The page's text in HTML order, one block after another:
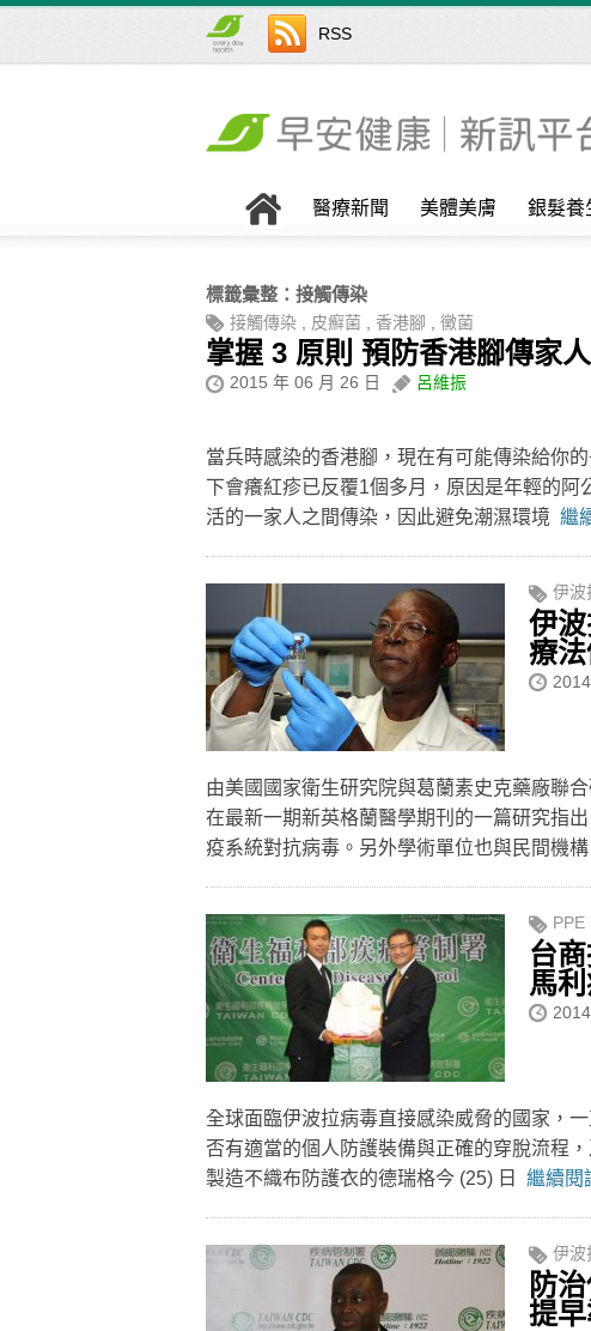
RSS
醫療新聞 美體美膚 銀髮養
標籤彙整： 接觸傳染
接觸傳染 皮癬菌 香港腳 黴菌
掌握 3 原則 預防香港腳傳家人
2015 年 06 月 26 日 呂維振
當兵時感染的香港腳，現在有可能傳染給你
下會癢紅疹已反覆1個多月，原因是年輕的
活的一家人之間傳染，因此避免潮濕環境 繼
伊波
伊
療
由美國國家衛生研究院與葛蘭素史克藥廠聯
在最新一期新英格蘭醫學期刊的一篇研究指
疫系統對抗病毒。另外學術單位也與民間機構
PPE
台
馬
全球面臨伊波拉病毒直接感染威脅的國家，
否有適當的個人防護裝備與正確的穿脫流程
製造不織布防護衣的德瑞格今 (25) 日 繼續閱
伊波
防
提